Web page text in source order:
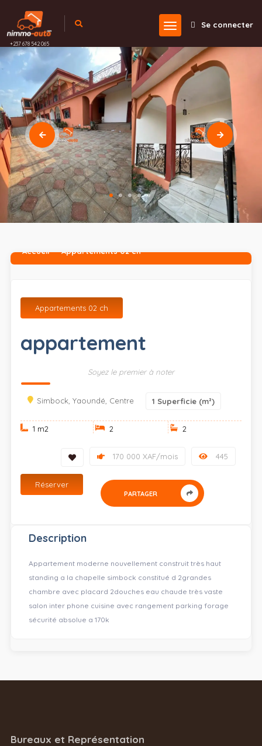
+237 678 542 065
Se connecter
Accueil Appartements 02 ch
Appartements 02 ch
appartement
Soyez le premier à noter
Simbock, Yaoundé, Centre 1 Superficie (m²)
1 m2 2 2
445
170 000 XAF/mois
Réserver
PARTAGER
Description
Appartement moderne nouvellement construit très haut
standing a la chapelle simbock constitué d 2grandes
chambre avec placard 2douches eau chaude très vaste
salon inter phone cuisine avec rangement parking forage
sécurité absolue a 170k
Bureaux et Représentation